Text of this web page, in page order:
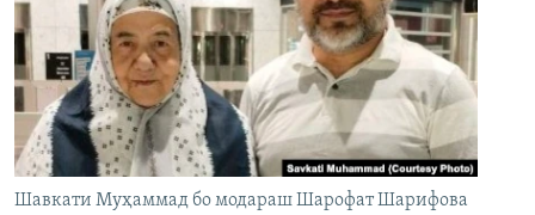
Шавкати Муҳаммад бо модараш Шарофат Шарифова